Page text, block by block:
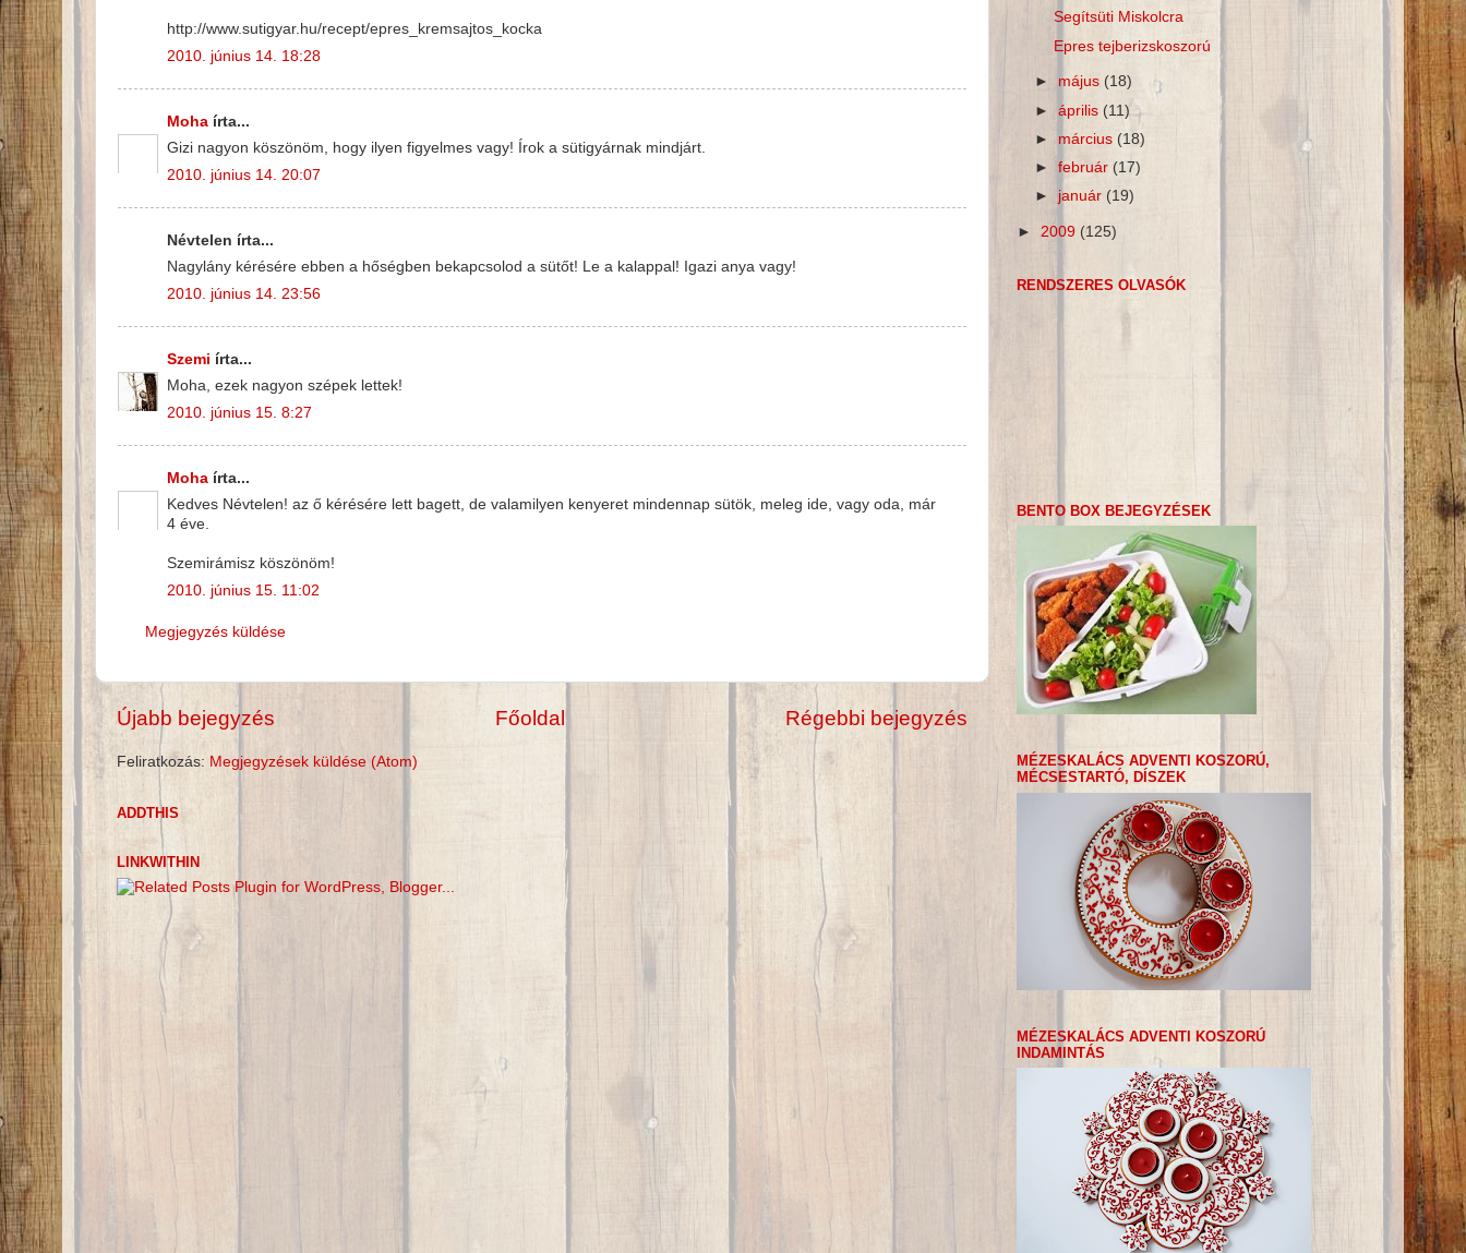
http://www.sutigyar.hu/recept/epres_kremsajtos_kocka
2010. június 14. 18:28
Moha írta...
Gizi nagyon köszönöm, hogy ilyen figyelmes vagy! Írok a sütigyárnak mindjárt.
2010. június 14. 20:07
Névtelen írta...
Nagylány kérésére ebben a hőségben bekapcsolod a sütőt! Le a kalappal! Igazi anya vagy!
2010. június 14. 23:56
Szemi írta...
Moha, ezek nagyon szépek lettek!
2010. június 15. 8:27
Moha írta...
Kedves Névtelen! az ő kérésére lett bagett, de valamilyen kenyeret mindennap sütök, meleg ide, vagy oda, már
4 éve.
Szemirámisz köszönöm!
2010. június 15. 11:02
Megjegyzés küldése
Újabb bejegyzés Régebbi bejegyzés
Főoldal
Feliratkozás: Megjegyzések küldése (Atom)
ADDTHIS
LINKWITHIN
Segítsüti Miskolcra
Epres tejberizskoszorú
► május(18)
►április (11)
► március(18)
►február (17)
► január (19)
► 2009 (125)
RENDSZERES OLVASÓK
BENTO BOX BEJEGYZÉSEK
MÉZESKALÁCS ADVENTI KOSZORÚ,
MÉCSESTARTÓ, DÍSZEK
MÉZESKALÁCS ADVENTI KOSZORÚ
INDAMINTÁS